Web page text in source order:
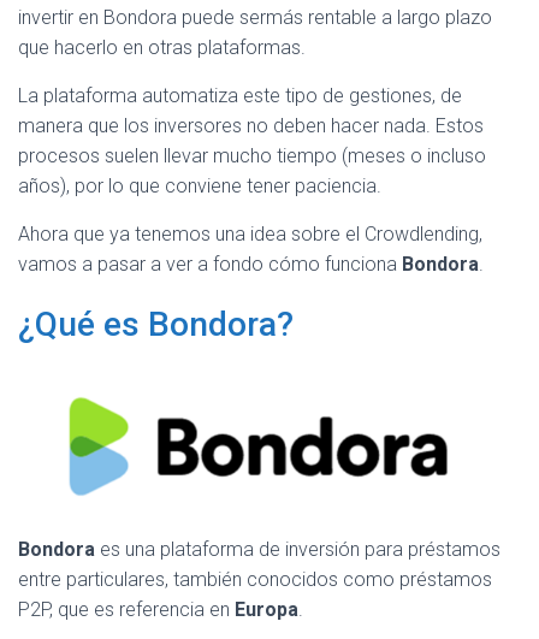
invertir en Bondora puede sermás rentable a largo plazo
que hacerlo en otras plataformas.
La plataforma automatiza este tipo de gestiones, de
manera que los inversores no deben hacer nada. Estos
procesos suelen llevar mucho tiempo (meses o incluso
años), por lo que conviene tener paciencia.
Ahora que ya tenemos una idea sobre el Crowdlending,
vamos a pasar a ver a fondo cómo funciona Bondora.
¿Qué es Bondora?
Bondora es una plataforma de inversión para préstamos
entre particulares, también conocidos como préstamos
P2P, que es referencia en Europa.